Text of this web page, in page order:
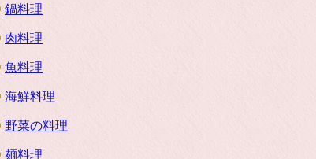
鍋料理
肉料理
魚料理
海鮮料理
野菜の料理
麺料理